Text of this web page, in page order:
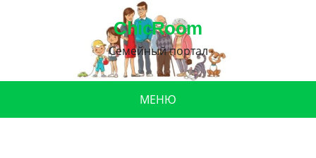
ChicRoom
Семейный портал
МЕНЮ